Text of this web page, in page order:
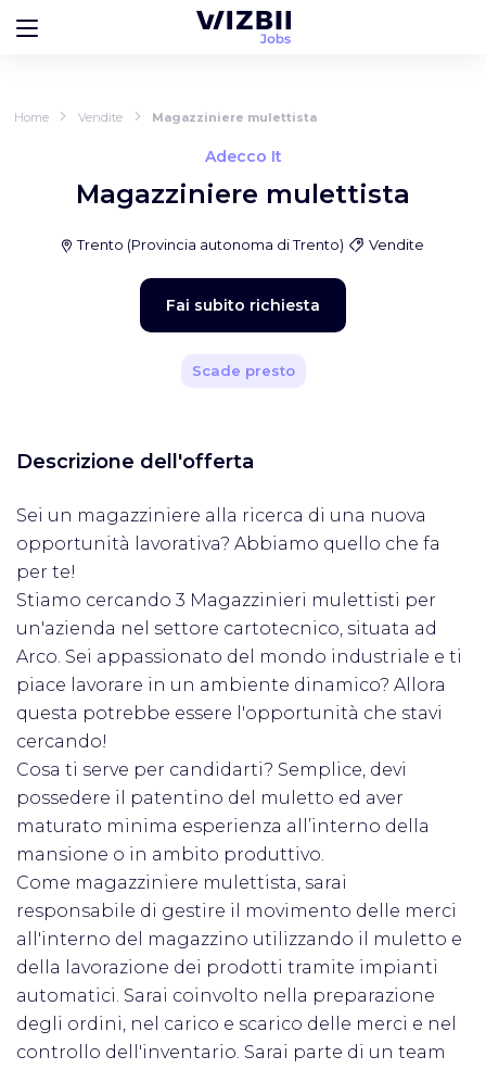
Home Vendite Magazziniere mulettista
Adecco It
Magazziniere mulettista
Trento (Provincia autonoma di Trento) Vendite
Fai subito richiesta
Scade presto
Descrizione dell'offerta
Sei un magazziniere alla ricerca di una nuova
opportunità lavorativa? Abbiamo quello che fa
per te!
Stiamo cercando 3 Magazzinieri mulettisti per
un'azienda nel settore cartotecnico, situata ad
Arco. Sei appassionato del mondo industriale e ti
piace lavorare in un ambiente dinamico? Allora
questa potrebbe essere l'opportunità che stavi
cercando!
Cosa ti serve per candidarti? Semplice, devi
possedere il patentino del muletto ed aver
maturato minima esperienza all’interno della
mansione o in ambito produttivo.
Come magazziniere mulettista, sarai
responsabile di gestire il movimento delle merci
all'interno del magazzino utilizzando il muletto e
della lavorazione dei prodotti tramite impianti
automatici. Sarai coinvolto nella preparazione
degli ordini, nel carico e scarico delle merci e nel
controllo dell'inventario. Sarai parte di un team